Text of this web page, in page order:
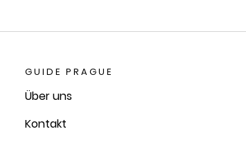
GUIDE PRAGUE
Über uns
Kontakt